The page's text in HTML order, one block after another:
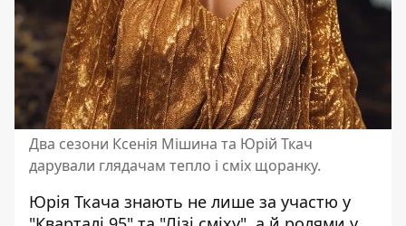
Два сезони Ксенія Мішина та Юрій Ткач
дарували глядачам тепло і сміх щоранку.
Юрія Ткача знають не лише за участю у